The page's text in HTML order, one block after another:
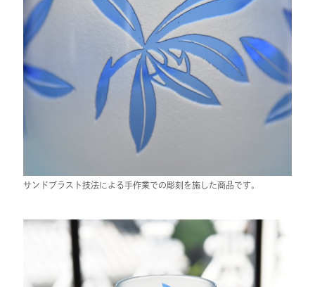
サンドブラスト技法による手作業での彫刻を施した商品です。